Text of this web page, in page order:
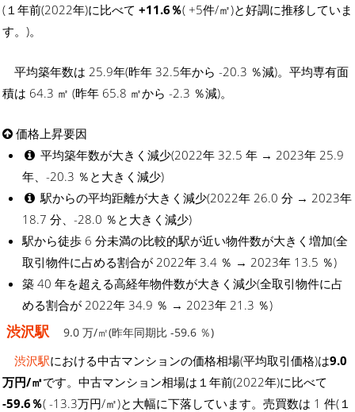
(１年前(2022年)に比べて +11.6％( +5件/㎡)と好調に推移していま
す。)。
平均築年数は 25.9年(昨年 32.5年から -20.3 ％減)。平均専有面
積は 64.3 ㎡ (昨年 65.8 ㎡から -2.3 ％減)。
価格上昇要因
平均築年数が大きく減少(2022年 32.5 年 → 2023年 25.9
年、-20.3 ％と大きく減少)
駅からの平均距離が大きく減少(2022年 26.0 分 → 2023年
18.7 分、-28.0 ％と大きく減少)
駅から徒歩 6 分未満の比較的駅が近い物件数が大きく増加(全
取引物件に占める割合が 2022年 3.4 ％ → 2023年 13.5 ％)
築 40 年を超える高経年物件数が大きく減少(全取引物件に占
める割合が 2022年 34.9 ％ → 2023年 21.3 ％)
渋沢駅 9.0 万/㎡(昨年同期比 -59.6 ％)
渋沢駅における中古マンションの価格相場(平均取引価格)は9.0
万円/㎡です。中古マンション相場は１年前(2022年)に比べて
-59.6％( -13.3万円/㎡)と大幅に下落しています。売買数は 1 件(１